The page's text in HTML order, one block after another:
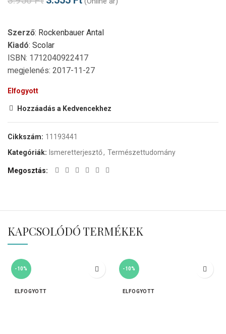
Szerző: Rockenbauer Antal
Kiadó: Scolar
ISBN: 1712040922417
megjelenés: 2017-11-27
Elfogyott
Hozzáadás a Kedvencekhez
Cikkszám: 11193441
Kategóriák: Ismeretterjesztő, Természettudomány
Megosztás
KAPCSOLÓDÓ TERMÉKEK
-10%
ELFOGYOTT
-10%
ELFOGYOTT